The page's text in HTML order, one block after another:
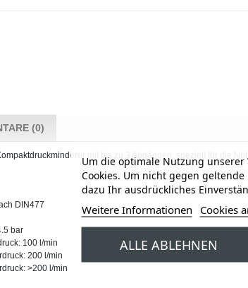
(0)
mit bis zu 3 Abgängen, speziell für die
DIN477
bar
100 l/min
200 l/min
>200 l/min
Um die optimale Nutzung
Cookies. Um nicht gegen
dazu Ihr ausdrückliches
Weitere Informationen Cookies
ALLE ABLEHNEN